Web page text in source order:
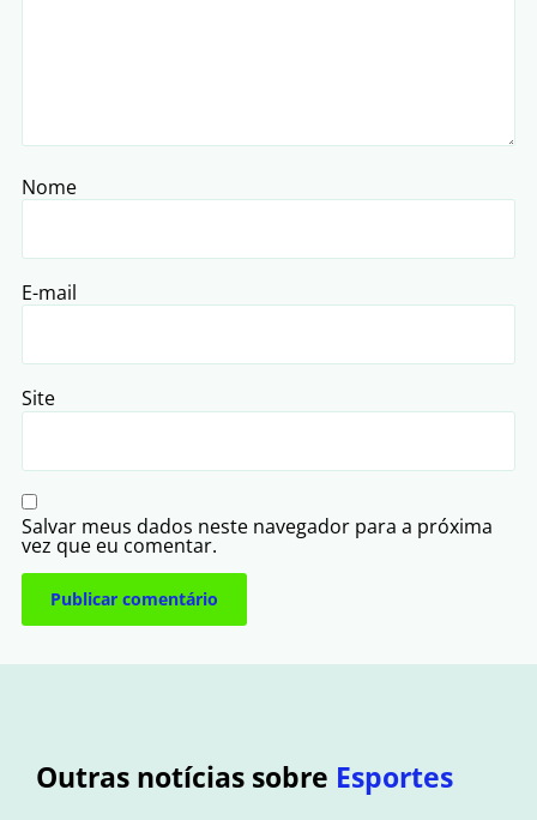
Nome
E-mail
Site
Salvar meus dados neste navegador para a próxima
vez que eu comentar.
Outras notícias sobre Esportes